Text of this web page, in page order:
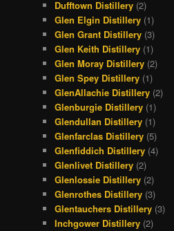
Dufftown Distillery (2)
Glen Elgin Distillery (1)
Glen Grant Distillery (3)
Glen Keith Distillery (1)
Glen Moray Distillery (2)
Glen Spey Distillery (1)
GlenAllachie Distillery (2)
Glenburgie Distillery (1)
Glendullan Distillery (1)
Glenfarclas Distillery (5)
Glenfiddich Distillery (4)
Glenlivet Distillery (2)
Glenlossie Distillery (2)
Glenrothes Distillery (3)
Glentauchers Distillery (3)
Inchgower Distillery (2)